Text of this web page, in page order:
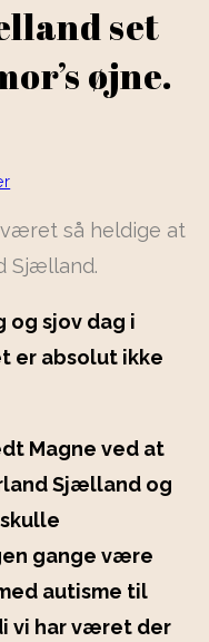
set
øjne.
så heldige at
Sjælland.
og sjov dag i
er absolut ikke
Magne ved at
Sjælland og
gange være
autisme til
vi har været der